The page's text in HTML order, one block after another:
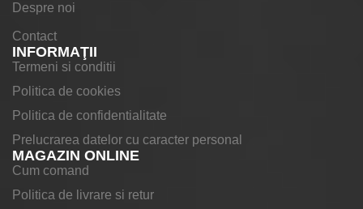
Despre noi
Contact
INFORMAŢII
Termeni si conditii
Politica de cookies
Politica de confidentialitate
Prelucrarea datelor cu caracter personal
MAGAZIN ONLINE
Cum comand
Politica de livrare si retur